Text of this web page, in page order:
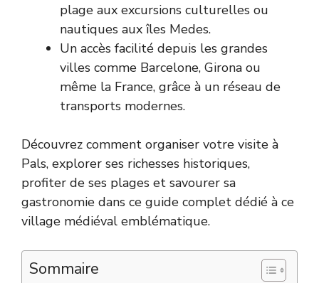
plage aux excursions culturelles ou
nautiques aux îles Medes.
Un accès facilité depuis les grandes
villes comme Barcelone, Girona ou
même la France, grâce à un réseau de
transports modernes.
Découvrez comment organiser votre visite à
Pals, explorer ses richesses historiques,
profiter de ses plages et savourer sa
gastronomie dans ce guide complet dédié à ce
village médiéval emblématique.
Sommaire